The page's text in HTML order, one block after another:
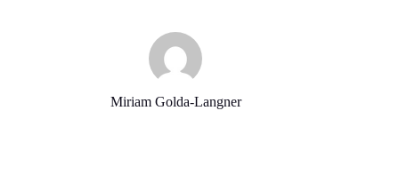
Miriam Golda-Langner